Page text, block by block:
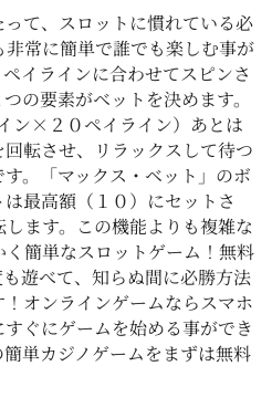
て、スロットに慣れている必
常に簡単で誰でも楽しむ事が
イラインに合わせてスピンさ
の要素がベットを決めます。
ン×２０ペイライン）あとは
転させ、リラックスして待つ
。「マックス・ベット」のボ
最高額（１０）にセットさ
ます。この機能よりも複雑な
簡単なスロットゲーム！無料
遊べて、知らぬ間に必勝方法
オンラインゲームならスマホ
ぐにゲームを始める事ができ
単カジノゲームをまずは無料